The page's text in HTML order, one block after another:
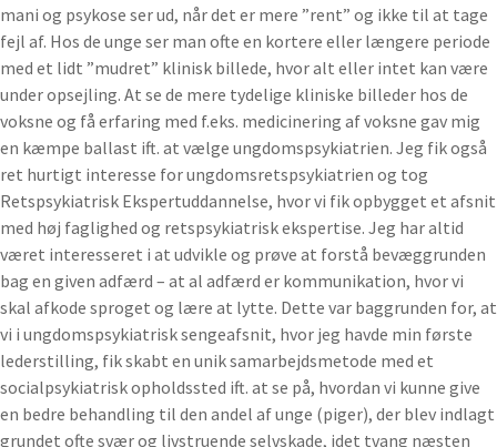
mani og psykose ser ud, når det er mere ”rent” og ikke til at tage
fejl af. Hos de unge ser man ofte en kortere eller længere periode
med et lidt ”mudret” klinisk billede, hvor alt eller intet kan være
under opsejling. At se de mere tydelige kliniske billeder hos de
voksne og få erfaring med f.eks. medicinering af voksne gav mig
en kæmpe ballast ift. at vælge ungdomspsykiatrien. Jeg fik også
ret hurtigt interesse for ungdomsretspsykiatrien og tog
Retspsykiatrisk Ekspertuddannelse, hvor vi fik opbygget et afsnit
med høj faglighed og retspsykiatrisk ekspertise. Jeg har altid
været interesseret i at udvikle og prøve at forstå bevæggrunden
bag en given adfærd – at al adfærd er kommunikation, hvor vi
skal afkode sproget og lære at lytte. Dette var baggrunden for, at
vi i ungdomspsykiatrisk sengeafsnit, hvor jeg havde min første
lederstilling, fik skabt en unik samarbejdsmetode med et
socialpsykiatrisk opholdssted ift. at se på, hvordan vi kunne give
en bedre behandling til den andel af unge (piger), der blev indlagt
grundet ofte svær og livstruende selvskade, idet tvang næsten